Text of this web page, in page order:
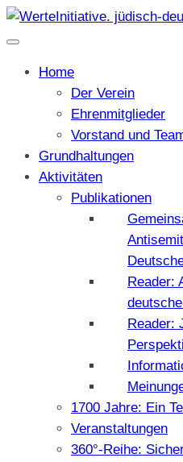
Home
Der Verein
Ehrenmitglieder
Vorstand und
Grundhaltungen
Aktivitäten
Publikationen
Reader:
Reader:
1700 Jahre: Ein
Veranstaltungen
360°-Reihe: